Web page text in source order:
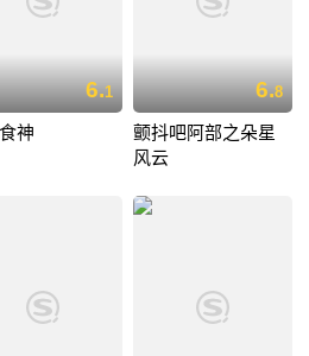
6.1
神
6.8
颤抖吧阿部之朵星
风云